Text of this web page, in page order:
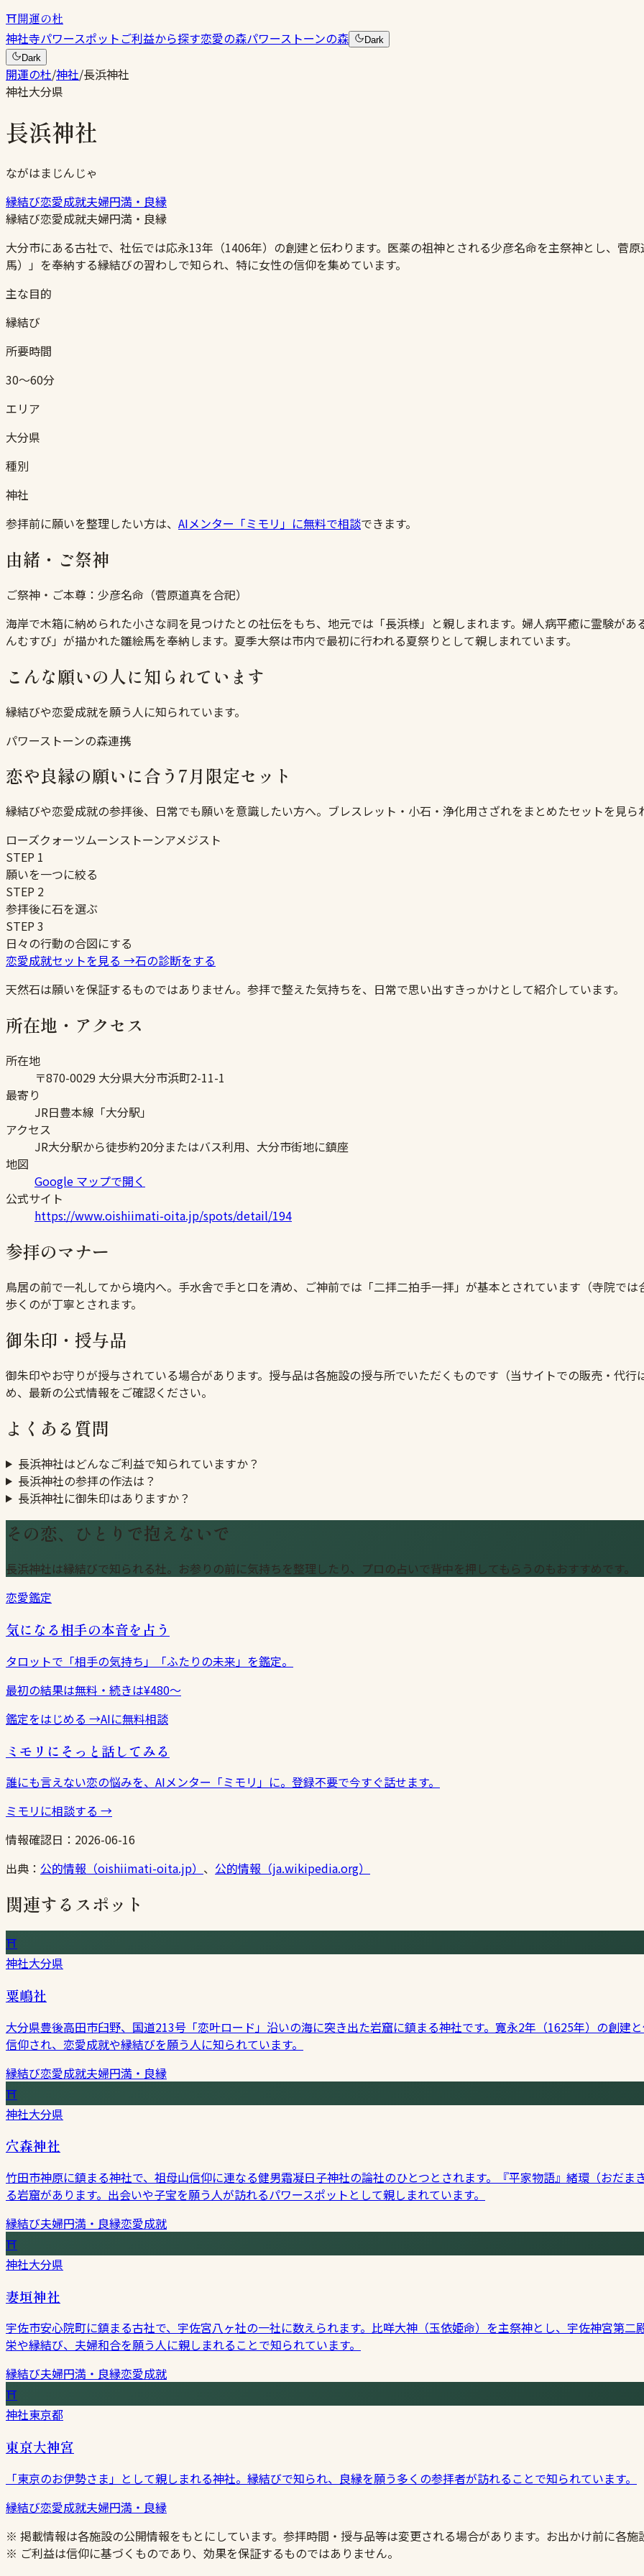
⛩開運の杜
神社寺パワースポットご利益から探す恋愛の森パワーストーンの森
Dark
Dark
開運の杜/神社/長浜神社
神社大分県
長浜神社
ながはまじんじゃ
縁結び恋愛成就夫婦円満・良縁
縁結び恋愛成就夫婦円満・良縁
大分市にある古社で、社伝では応永13年（1406年）の創建と伝わります。医薬の祖神とされる少彦名命を主祭神とし、菅
馬）」を奉納する縁結びの習わしで知られ、特に女性の信仰を集めています。
主な目的
縁結び
所要時間
30〜60分
エリア
大分県
種別
神社
参拝前に願いを整理したい方は、 AIメンター「ミモリ」に無料で相談できます。
由緒・ご祭神
ご祭神・ご本尊： 少彦名命（菅原道真を合祀）
海岸で木箱に納められた小さな祠を見つけたとの社伝をもち、地元では「長浜様」と親しまれます。婦人病平癒に霊験が
んむすび」が描かれた雛絵馬を奉納します。夏季大祭は市内で最初に行われる夏祭りとして親しまれています。
こんな願いの人に知られています
縁結びや恋愛成就を願う人に知られています。
パワーストーンの森連携
恋や良縁の願いに合う7月限定セット
縁結びや恋愛成就の参拝後、日常でも願いを意識したい方へ。ブレスレット・小石・浄化用さざれをまとめたセットを見ら
ローズクォーツムーンストーンアメジスト
STEP 1
願いを一つに絞る
STEP 2
参拝後に石を選ぶ
STEP3
日々の行動の合図にする
恋愛成就セットを見る →石の診断をする
天然石は願いを保証するものではありません。参拝で整えた気持ちを、日常で思い出すきっかけとして紹介しています。
所在地・アクセス
所在地
〒870-0029 大分県大分市浜町2-11-1
最寄り
JR日豊本線「大分駅」
アクセス
JR大分駅から徒歩約20分またはバス利用、大分市街地に鎮座
地図
Google マップで開く
公式サイト
https://www.oishiimati-oita.jp/spots/detail/194
参拝のマナー
鳥居の前で一礼してから境内へ。手水舎で手と口を清め、ご神前では「二拝二拍手一拝」が基本とされています（寺院で
歩くのが丁寧とされます。
御朱印・授与品
御朱印やお守りが授与されている場合があります。授与品は各施設の授与所でいただくものです（当サイトでの販売・代
め、最新の公式情報をご確認ください。
よくある質問
長浜神社はどんなご利益で知られていますか？
長浜神社の参拝の作法は？
長浜神社に御朱印はありますか？
その恋、ひとりで抱えないで
長浜神社は縁結びで知られる社。お参りの前に気持ちを整理したり、プロの占いで背中を押してもらうのもおすすめです。
恋愛鑑定
気になる相手の本音を占う
タロットで「相手の気持ち」「ふたりの未来」を鑑定。
最初の結果は無料・続きは¥480〜
鑑定をはじめる →AIに無料相談
ミモリにそっと話してみる
誰にも言えない恋の悩みを、AIメンター「ミモリ」に。登録不要で今すぐ話せます。
ミモリに相談する →
情報確認日： 2026-06-16
出典： 公的情報（oishiimati-oita.jp） 、 公的情報（ja.wikipedia.org）
関連するスポット
⛩
神社大分県
粟嶋社
大分県豊後高田市臼野、国道213号「恋叶ロード」沿いの海に突き出た岩窟に鎮まる神社です。寛永2年（1625年）の創建
信仰され、恋愛成就や縁結びを願う人に知られています。
縁結び恋愛成就夫婦円満・良縁
⛩
神社大分県
穴森神社
竹田市神原に鎮まる神社で、祖母山信仰に連なる健男霜凝日子神社の論社のひとつとされます。『平家物語』緒環（おだ
る岩窟があります。出会いや子宝を願う人が訪れるパワースポットとして親しまれています。
縁結び夫婦円満・良縁恋愛成就
⛩
神社大分県
妻垣神社
宇佐市安心院町に鎮まる古社で、宇佐宮八ヶ社の一社に数えられます。比咩大神（玉依姫命）を主祭神とし、宇佐神宮第
栄や縁結び、夫婦和合を願う人に親しまれることで知られています。
縁結び夫婦円満・良縁恋愛成就
⛩
神社東京都
東京大神宮
「東京のお伊勢さま」として親しまれる神社。縁結びで知られ、良縁を願う多くの参拝者が訪れることで知られています。
縁結び恋愛成就夫婦円満・良縁
※ 掲載情報は各施設の公開情報をもとにしています。参拝時間・授与品等は変更される場合があります。お出かけ前に各
※ ご利益は信仰に基づくものであり、効果を保証するものではありません。